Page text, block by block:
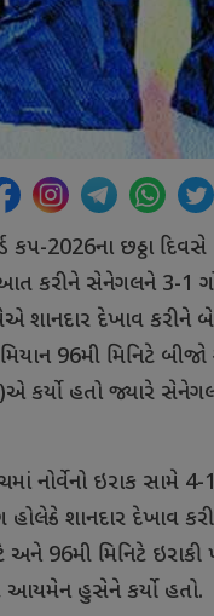
કપ-2026ના છઠ્ઠા
કરીને સેનેગલને 3-1
શાનદાર દેખાવ કરીને
96મી મિનિટે
કર્યો હતો જ્યારે
નોર્વેનો ઇરાક સામે 4-
શાનદાર દેખાવ
અને 96મી મિનિટે
આયમેન હુસેને કર્યો હતો.